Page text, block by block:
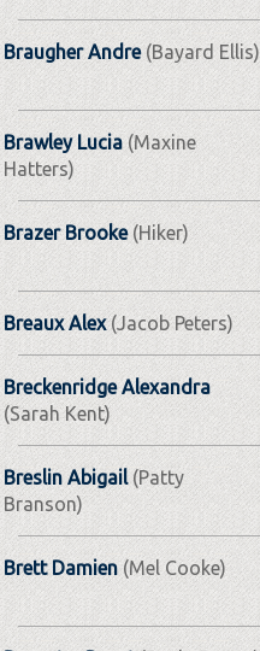
Braugher Andre(Bayard Ellis)
Brawley Lucia (Maxine
Hatters)
Brazer Brooke(Hiker)
Breaux Alex(Jacob Peters)
Breckenridge Alexandra
(Sarah Kent)
Breslin Abigail (Patty
Branson)
Brett Damien (Mel Cooke)